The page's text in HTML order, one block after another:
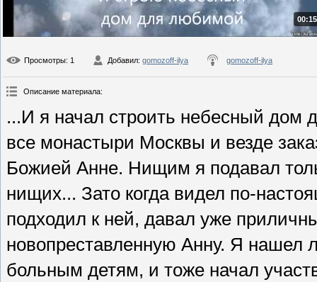
Просмотры: 1 Добавил: gomozoff-ilya gomozoff-ilya
Описание материала:
...И я начал строить небесный
все монастыри Москвы и везде
Божией Анне. Нищим я подавал
нищих... Зато когда видел по-
подходил к ней, давал уже
новопреставленную Анну. Я нашел
больным детям, и тоже начал